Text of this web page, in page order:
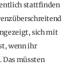
stattfinden
sich mit
wenn ihr
müssten